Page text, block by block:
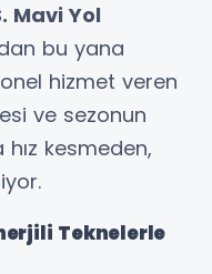
Mavi Yol
bu yana
hizmet veren
ve sezonun
hız kesmeden,
Teknelerle